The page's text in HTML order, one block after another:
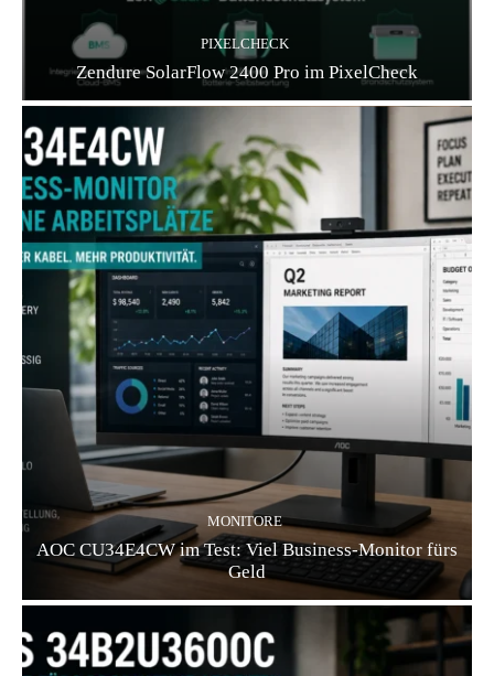
PIXELCHECK
Zendure SolarFlow 2400 Pro im PixelCheck
MONITORE
AOC CU34E4CW im Test: Viel Business-Monitor fürs
Geld